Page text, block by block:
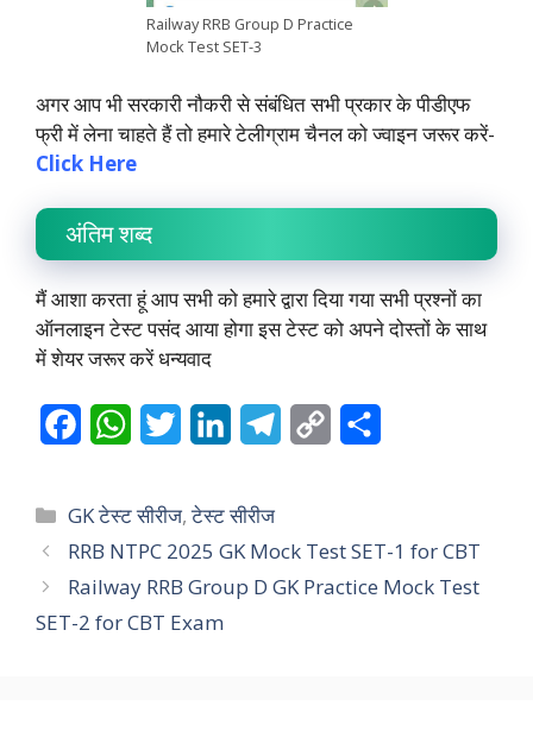
Railway RRB Group D Practice
Mock Test SET-3
अगर आप भी सरकारी नौकरी से संबंधित सभी प्रकार के पीडीएफ
फ्री में लेना चाहते हैं तो हमारे टेलीग्राम चैनल को ज्वाइन जरूर करें-
Click Here
अंतिम शब्द
मैं आशा करता हूं आप सभी को हमारे द्वारा दिया गया सभी प्रश्नों का
ऑनलाइन टेस्ट पसंद आया होगा इस टेस्ट को अपने दोस्तों के साथ
में शेयर जरूर करें धन्यवाद
c
e
b
o
W
a
t
s
A
i
t
t
e
n
k
e
e
g
y
L
r
e
Categories
GK टेस्ट सीरीज,टेस्ट सीरीज
RRB NTPC 2025 GK Mock Test SET-1 for CBT
Railway RRB Group D GK Practice Mock Test
SET-2 for CBT Exam